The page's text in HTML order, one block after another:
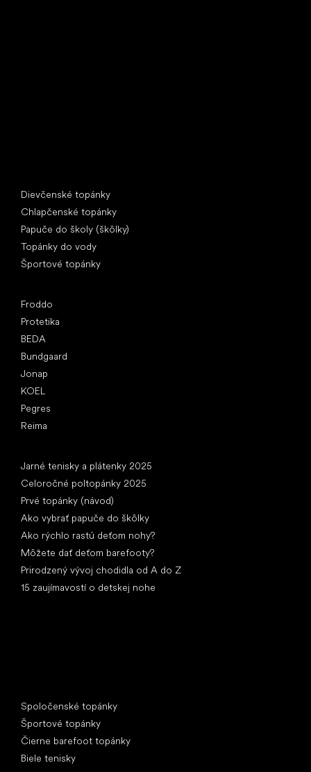
Dievčenské topánky
Chlapčenské topánky
Papuče do školy (škôlky)
Topánky do vody
Športové topánky
Froddo
Protetika
BEDA
Bundgaard
Jonap
KOEL
Pegres
Reima
Jarné tenisky a plátenky 2025
Celoročné poltopánky 2025
Prvé topánky (návod)
Ako vybrať papuče do škôlky
Ako rýchlo rastú deťom nohy?
Môžete dať deťom barefooty?
Prirodzený vývoj chodidla od A do Z
15 zaujímavostí o detskej nohe
Spoločenské topánky
Športové topánky
Čierne barefoot topánky
Biele tenisky